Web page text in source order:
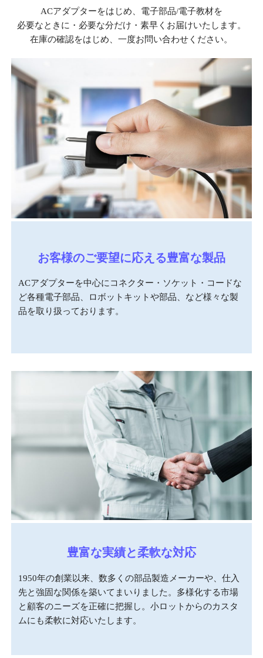
ACアダプターをはじめ、電子部品/電子教材を
必要なときに・必要な分だけ・素早くお届けいたします。
在庫の確認をはじめ、一度お問い合わせください。
お客様のご要望に応える豊富な製品
ACアダプターを中心にコネクター・ソケット・コードな
ど各種電子部品、ロボットキットや部品、など様々な製
品を取り扱っております。
豊富な実績と柔軟な対応
1950年の創業以来、数多くの部品製造メーカーや、仕入
先と強固な関係を築いてまいりました。多様化する市場
と顧客のニーズを正確に把握し。小ロットからのカスタ
ムにも柔軟に対応いたします。